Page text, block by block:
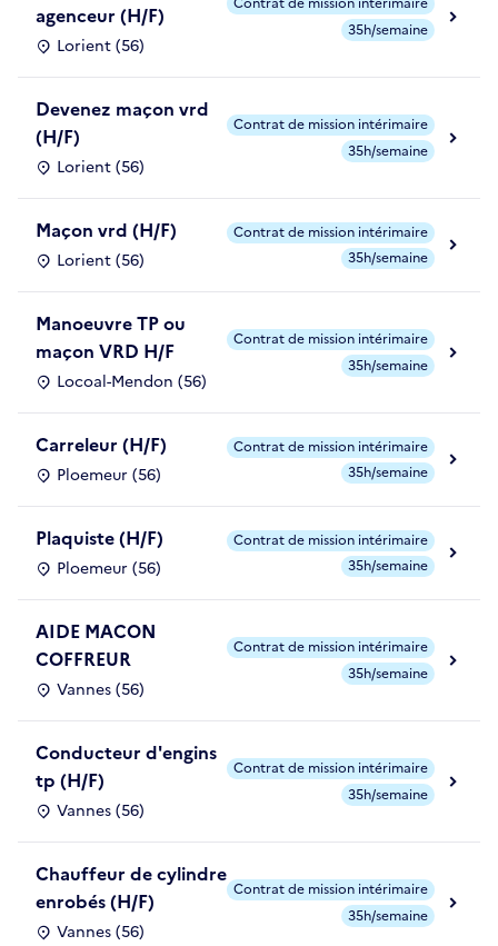
agenceur (H/F)
Lorient (56)
35h/semaine
Devenez maçon vrd
(H/F)
Lorient (56)
Contrat de mission intérimaire
35h/semaine
Maçon vrd (H/F)
Lorient (56)
Contrat de mission intérimaire
35h/semaine
Manoeuvre TP ou
maçon VRD H/F
Locoal-Mendon (56)
Contrat de mission intérimaire
35h/semaine
Carreleur (H/F)
Ploemeur (56)
Contrat de mission intérimaire
35h/semaine
Plaquiste (H/F)
Ploemeur (56)
Contrat de mission intérimaire
35h/semaine
AIDE MACON
COFFREUR
Vannes (56)
Contrat de mission intérimaire
35h/semaine
Conducteur d'engins
tp (H/F)
Vannes (56)
Contrat de mission intérimaire
35h/semaine
Chauffeur de cylindre
enrobés (H/F)
Vannes (56)
Contrat de mission intérimaire
35h/semaine